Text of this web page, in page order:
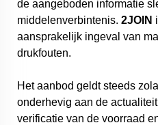
de aangeboden informatie
middelenverbintenis. 2JOIN
aansprakelijk ingeval van
drukfouten.
Het aanbod geldt steeds
onderhevig aan de
verificatie van de voorraad